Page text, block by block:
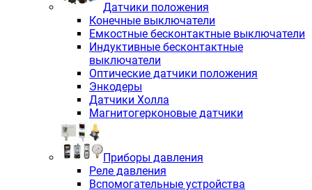
Датчики положения
Конечные выключатели
Емкостные бесконтактные выключатели
Индуктивные бесконтактные
выключатели
Оптические датчики положения
Энкодеры
Датчики Холла
Магнитогерконовые датчики
Приборы давления
Реле давления
Вспомогательные устройства